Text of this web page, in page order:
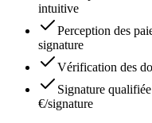
intuitive
Perception des
signature
Vérification des
Signature
€/signature